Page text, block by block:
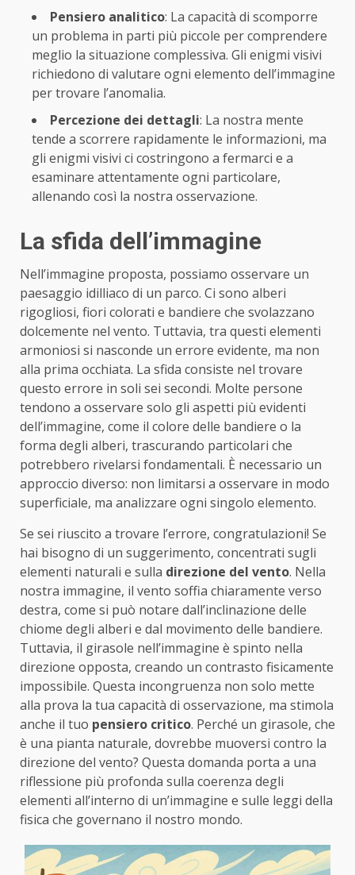
Pensiero analitico: La capacità di scomporre
un problema in parti più piccole per comprendere
meglio la situazione complessiva. Gli enigmi visivi
richiedono di valutare ogni elemento dell’immagine
per trovare l’anomalia.
Percezione dei dettagli: La nostra mente
tende a scorrere rapidamente le informazioni, ma
gli enigmi visivi ci costringono a fermarci e a
esaminare attentamente ogni particolare,
allenando così la nostra osservazione.
La sfida dell’immagine
Nell’immagine proposta, possiamo osservare un
paesaggio idilliaco di un parco. Ci sono alberi
rigogliosi, fiori colorati e bandiere che svolazzano
dolcemente nel vento. Tuttavia, tra questi elementi
armoniosi si nasconde un errore evidente, ma non
alla prima occhiata. La sfida consiste nel trovare
questo errore in soli sei secondi. Molte persone
tendono a osservare solo gli aspetti più evidenti
dell’immagine, come il colore delle bandiere o la
forma degli alberi, trascurando particolari che
potrebbero rivelarsi fondamentali. È necessario un
approccio diverso: non limitarsi a osservare in modo
superficiale, ma analizzare ogni singolo elemento.
Se sei riuscito a trovare l’errore, congratulazioni! Se
hai bisogno di un suggerimento, concentrati sugli
elementi naturali e sulla direzione del vento. Nella
nostra immagine, il vento soffia chiaramente verso
destra, come si può notare dall’inclinazione delle
chiome degli alberi e dal movimento delle bandiere.
Tuttavia, il girasole nell’immagine è spinto nella
direzione opposta, creando un contrasto fisicamente
impossibile. Questa incongruenza non solo mette
alla prova la tua capacità di osservazione, ma stimola
anche il tuo pensiero critico. Perché un girasole, che
è una pianta naturale, dovrebbe muoversi contro la
direzione del vento? Questa domanda porta a una
riflessione più profonda sulla coerenza degli
elementi all’interno di un’immagine e sulle leggi della
fisica che governano il nostro mondo.